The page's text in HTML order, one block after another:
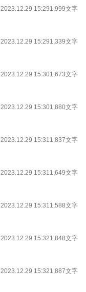
2023.12.29 15:291,999文字
2023.12.29 15:291,339文字
2023.12.29 15:301,673文字
2023.12.29 15:301,880文字
2023.12.29 15:311,837文字
2023.12.29 15:311,649文字
2023.12.29 15:311,588文字
2023.12.29 15:321,848文字
2023.12.29 15:321,887文字